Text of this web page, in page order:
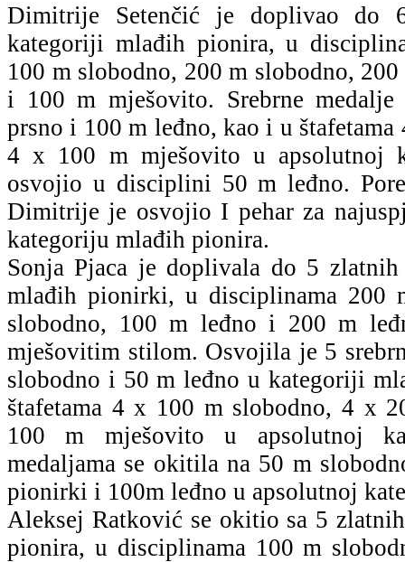
Dimitrije Setenčić je doplivao do
kategoriji mlađih pionira, u
100 m slobodno, 200 m slobodno,
i 100 m mješovito. Srebrne
prsno i 100 m leđno, kao i u
4 x 100 m mješovito u apsolutnoj
osvojio u disciplini 50 m leđno.
Dimitrije je osvojio I pehar za
kategoriju mlađih pionira.
Sonja Pjaca je doplivala do 5
mlađih pionirki, u disciplinama 200
slobodno, 100 m leđno i 200 m
mješovitim stilom. Osvojila je 5
slobodno i 50 m leđno u kategoriji
štafetama 4 x 100 m slobodno, 4 x
100 m mješovito u apsolutnoj
medaljama se okitila na 50 m
pionirki i 100m leđno u apsolutnoj
Aleksej Ratković se okitio sa 5
pionira, u disciplinama 100 m